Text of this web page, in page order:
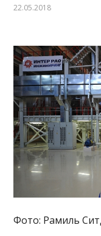
22.05.2018
Фото: Рамиль